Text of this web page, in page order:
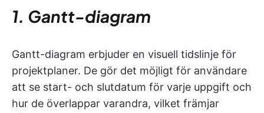
1. Gantt-diagram
Gantt-diagram erbjuder en visuell tidslinje för
projektplaner. De gör det möjligt för användare
att se start- och slutdatum för varje uppgift och
hur de överlappar varandra, vilket främjar